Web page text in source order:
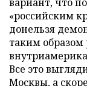
«российским
донельзя
таким образом
Все это
Москвы, а